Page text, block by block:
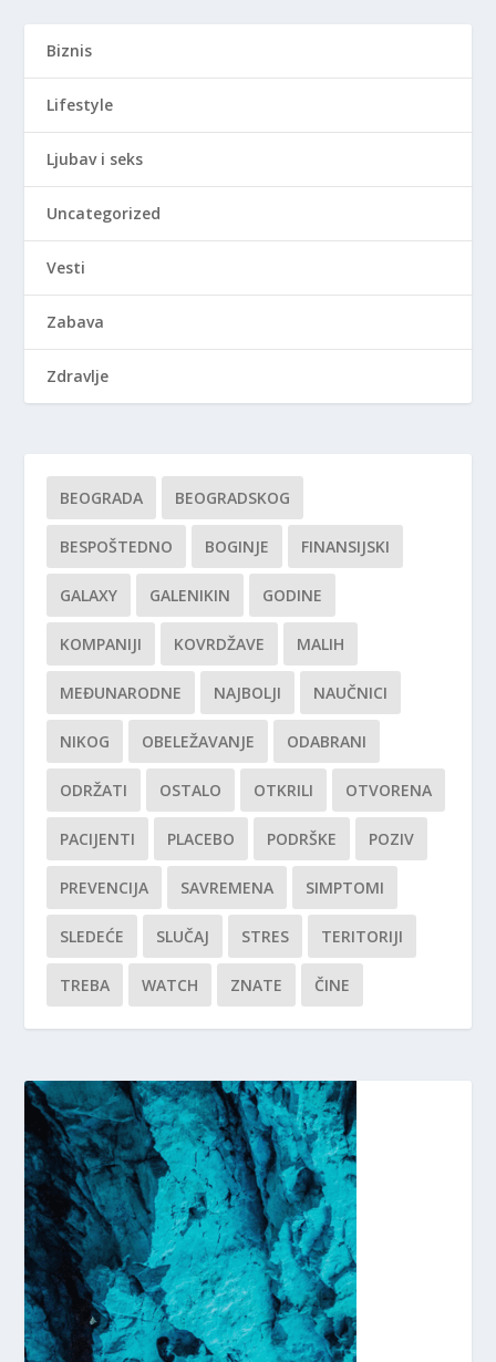
Biznis
Lifestyle
Ljubav i seks
Uncategorized
Vesti
Zabava
Zdravlje
BEOGRADA BEOGRADSKOG
BESPOŠTEDNO BOGINJE FINANSIJSKI
GALAXY GALENIKIN GODINE
KOMPANIJI KOVRDŽAVE MALIH
MEĐUNARODNE NAJBOLJI NAUČNICI
NIKOG OBELEŽAVANJE ODABRANI
ODRŽATI OSTALO OTKRILI OTVORENA
PACIJENTI PLACEBO PODRŠKE POZIV
PREVENCIJA SAVREMENA SIMPTOMI
SLEDEĆE SLUČAJ STRES TERITORIJI
TREBA WATCH ZNATE ČINE